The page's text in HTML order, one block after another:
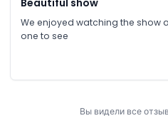
We enjoyed watching the show
one to see
Вы видели все